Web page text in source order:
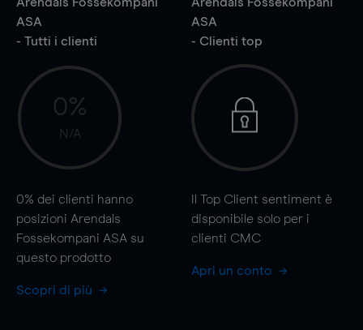
ASA
- Tutti i clienti
0%
N/A
0% dei clienti hanno
posizioni Arendals
Fossekompani ASA su
questo prodotto
Scopri di più
ASA
- Clienti top
Il Top Client sentiment è
disponibile solo per i
clienti CMC
Apri un conto